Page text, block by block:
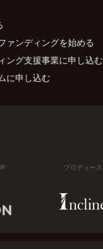
ァンディングを始める
ング支援事業に申し込む
に申し込む
プロデュース